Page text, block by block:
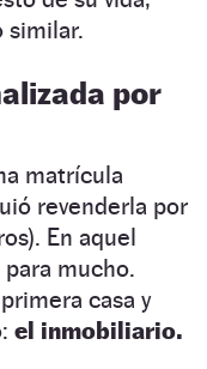
similar.
por
matrícula
revenderla por
En aquel
para mucho.
casa y
el inmobiliario.